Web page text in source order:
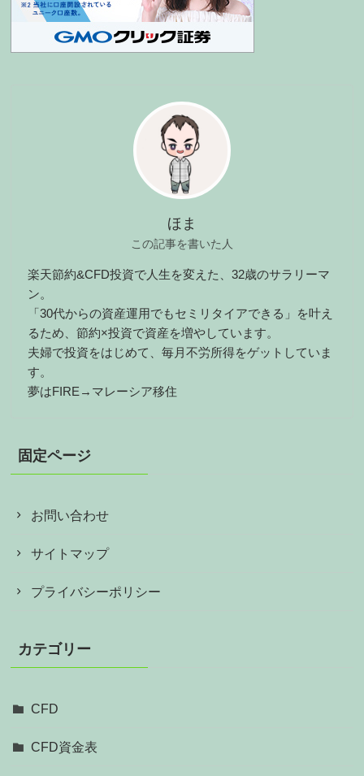
ほま
この記事を書いた人
楽天節約&CFD投資で人生を変えた、32歳のサラリーマ
ン。
「30代からの資産運用でもセミリタイアできる」を叶え
るため、節約×投資で資産を増やしています。
夫婦で投資をはじめて、毎月不労所得をゲットしていま
す。
夢はFIRE→マレーシア移住
固定ページ
お問い合わせ
サイトマップ
プライバシーポリシー
カテゴリー
CFD
CFD資金表